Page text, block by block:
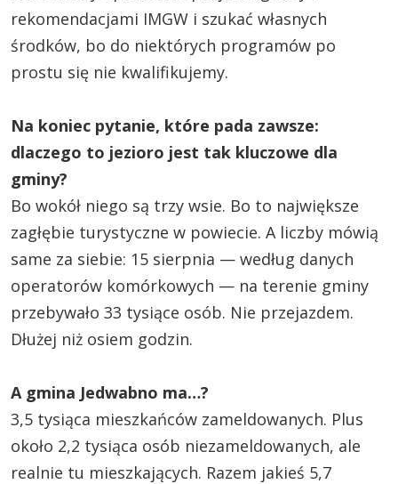
rekomendacjami IMGW i szukać własnych
środków, bo do niektórych programów po
prostu się nie kwalifikujemy.
Na koniec pytanie, które pada zawsze:
dlaczego to jezioro jest tak kluczowe dla
gminy?
Bo wokół niego są trzy wsie. Bo to największe
zagłębie turystyczne w powiecie. A liczby mówią
same za siebie: 15 sierpnia — według danych
operatorów komórkowych — na terenie gminy
przebywało 33 tysiące osób. Nie przejazdem.
Dłużej niż osiem godzin.
A gmina Jedwabno ma…?
3,5 tysiąca mieszkańców zameldowanych. Plus
około 2,2 tysiąca osób niezameldowanych, ale
realnie tu mieszkających. Razem jakieś 5,7